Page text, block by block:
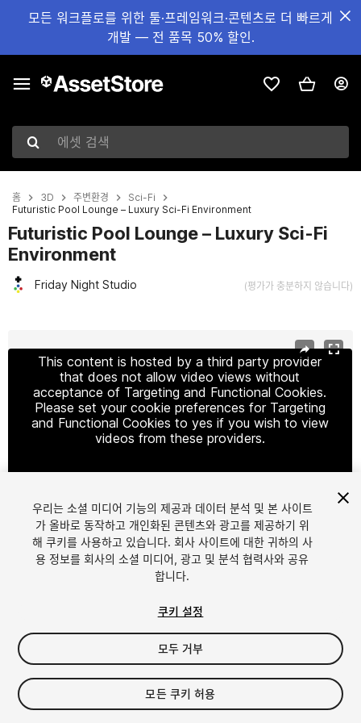
모든 워크플로를 위한 툴·프레임워크·콘텐츠로 더 빠르게
개발 — 전 품목 50% 할인.
에셋 검색
홈 3D 주변환경
Sci-Fi
Futuristic Pool Lounge – Luxury Sci-Fi Environment
Futuristic Pool Lounge – Luxury Sci-Fi
Environment
Friday Night Studio (평가가 충분하지 않습니다)
This content is hosted by a third party provider
that does not allow video views without
acceptance of Targeting and Functional Cookies.
Please set your cookie preferences for Targeting
and Functional Cookies to yes if you wish to view
videos from these providers.
Cookie Settings
1/11
$49.99
세금/부가세는 결제 시 반영됩니다.
우리는 소셜 미디어 기능의 제공과 데이터 분석 및 본 사이트
가 올바로 동작하고 개인화된 콘텐츠와 광고를 제공하기 위
해 쿠키를 사용하고 있습니다. 회사 사이트에 대한 귀하의 사
용 정보를 회사의 소셜 미디어, 광고 및 분석 협력사와 공유
합니다.
쿠키 설정
모두 거부
모든 쿠키 허용